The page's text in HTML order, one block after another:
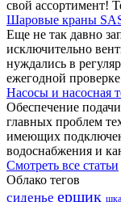
свой ассортимент!
Шаровые краны
Еще не так давно
исключительно
нуждались в
ежегодной
Насосы и насосная
Обеспечение
главных проблем
имеющих
водоснабжения и
Смотреть все статьи
Облако тегов
сиденье ершик